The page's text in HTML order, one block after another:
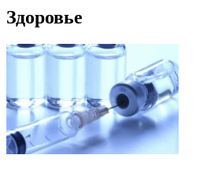
Здоровье